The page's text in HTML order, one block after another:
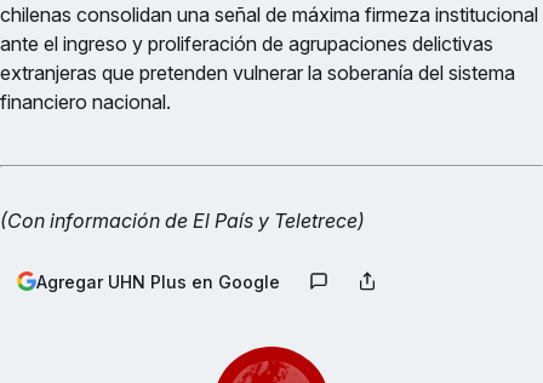
chilenas consolidan una señal de máxima firmeza institucional
ante el ingreso y proliferación de agrupaciones delictivas
extranjeras que pretenden vulnerar la soberanía del sistema
financiero nacional.
(Con información de El País y Teletrece)
Agregar UHN Plus en Google